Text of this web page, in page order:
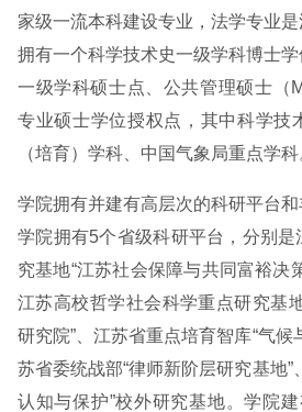
家级一流本科建设专业，法学专业是
拥有一个科学技术史一级学科博士
一级学科硕士点、公共管理硕士（
专业硕士学位授权点，其中科学技
（培育）学科、中国气象局重点学科
学院拥有并建有高层次的科研平台和
学院拥有5个省级科研平台，分别
究基地“江苏社会保障与共同富裕决
江苏高校哲学社会科学重点研究基
研究院”、江苏省重点培育智库“气候
苏省委统战部“律师新阶层研究基地”
认知与保护”校外研究基地。学院